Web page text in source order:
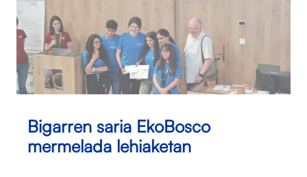
Bigarren saria EkoBosco
mermelada lehiaketan